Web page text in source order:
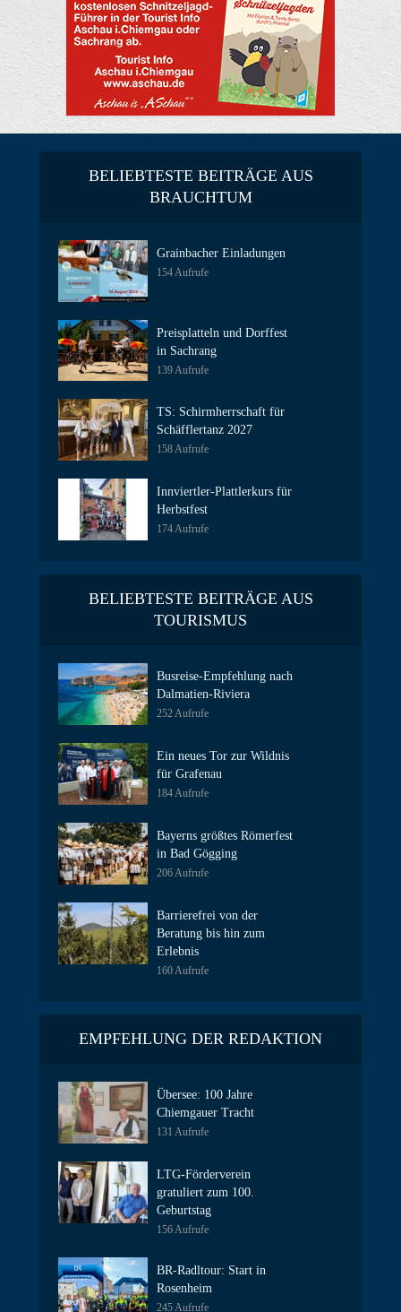
BELIEBTESTE BEITRÄGE AUS
BRAUCHTUM
Grainbacher Einladungen
154 Aufrufe
Preisplatteln und Dorffest
in Sachrang
139 Aufrufe
TS: Schirmherrschaft für
Schäfflertanz 2027
158 Aufrufe
Innviertler-Plattlerkurs für
Herbstfest
174 Aufrufe
BELIEBTESTE BEITRÄGE AUS
TOURISMUS
Busreise-Empfehlung nach
Dalmatien-Riviera
252 Aufrufe
Ein neues Tor zur Wildnis
für Grafenau
184 Aufrufe
Bayerns größtes Römerfest
in Bad Gögging
206 Aufrufe
Barrierefrei von der
Beratung bis hin zum
Erlebnis
160 Aufrufe
EMPFEHLUNG DER REDAKTION
Übersee: 100 Jahre
Chiemgauer Tracht
131 Aufrufe
LTG-Förderverein
gratuliert zum 100.
Geburtstag
156 Aufrufe
BR-Radltour: Start in
Rosenheim
245 Aufrufe